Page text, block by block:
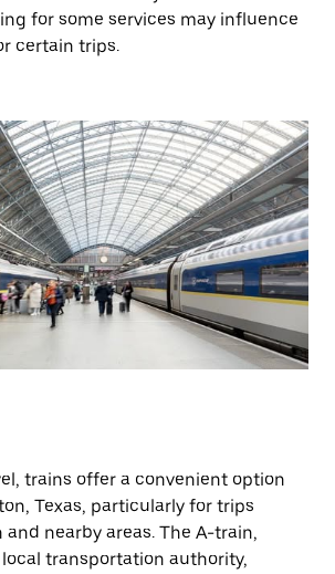
for some services may influence
certain trips.
trains offer a convenient option
Texas, particularly for trips
and nearby areas. The A-train,
transportation authority,